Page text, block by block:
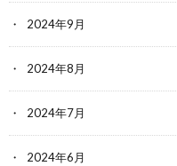
2024年9月
2024年8月
2024年7月
2024年6月